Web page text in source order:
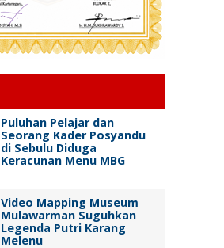
Puluhan Pelajar dan
Seorang Kader Posyandu
di Sebulu Diduga
Keracunan Menu MBG
Video Mapping Museum
Mulawarman Suguhkan
Legenda Putri Karang
Melenu